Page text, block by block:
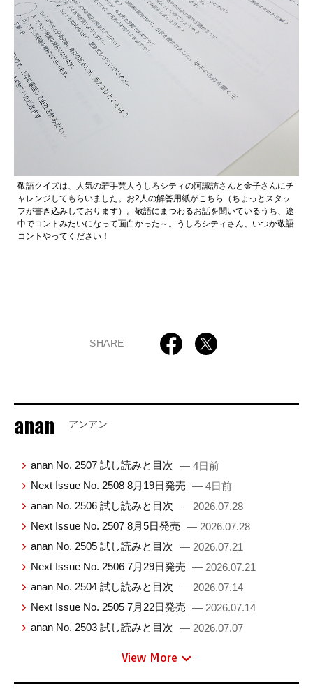
敬語クイズは、人気の若手芸人うしろシティの阿諏訪さんと金子さんにチ
ャレンジしてもらいました。お2人の解答用紙がこちら（ちょっとスタッ
フが書き込みしております）。敬語にまつわるお話を聞いているうち、途
中でコントみたいになって面白かった～。うしろシティさん、いつか敬語
コントやってください！
SHARE
anan アンアン
anan No. 2507 試し読みと目次 — 4日前
Next Issue No. 2508 8月19日発売 — 4日前
anan No. 2506 試し読みと目次 — 2026.07.28
Next Issue No. 2507 8月5日発売 — 2026.07.28
anan No. 2505 試し読みと目次 — 2026.07.21
Next Issue No. 2506 7月29日発売 — 2026.07.21
anan No. 2504 試し読みと目次 — 2026.07.14
Next Issue No. 2505 7月22日発売 — 2026.07.14
anan No. 2503 試し読みと目次 — 2026.07.07
View More